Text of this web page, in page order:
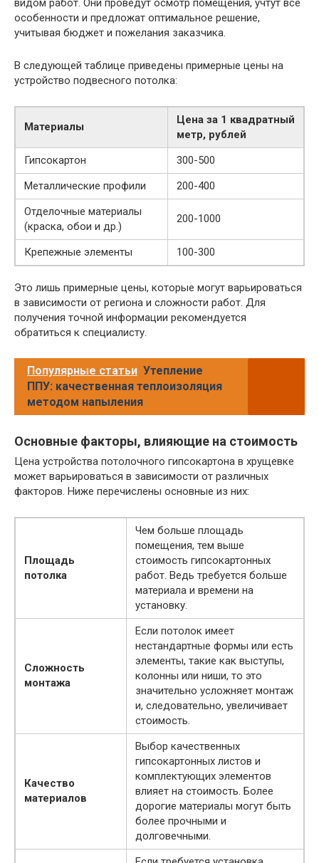
видом работ. Они проведут осмотр помещения, учтут все
особенности и предложат оптимальное решение,
учитывая бюджет и пожелания заказчика.
В следующей таблице приведены примерные цены на
устройство подвесного потолка:
Материалы
Цена за 1 квадратный
метр, рублей
Гипсокартон
300-500
Металлические профили
200-400
Отделочные материалы
(краска, обои и др.)
200-1000
Крепежные элементы 100-300
Это лишь примерные цены, которые могут варьироваться
в зависимости от региона и сложности работ. Для
получения точной информации рекомендуется
обратиться к специалисту.
Популярные статьи Утепление
ППУ: качественная теплоизоляция
методом напыления
Основные факторы, влияющие на стоимость
Цена устройства потолочного гипсокартона в хрущевке
может варьироваться в зависимости от различных
факторов. Ниже перечислены основные из них:
Площадь
потолка
Чем больше площадь
помещения, тем выше
стоимость гипсокартонных
работ. Ведь требуется больше
материала и времени на
установку.
Сложность
монтажа
Если потолок имеет
нестандартные формы или есть
элементы, такие как выступы,
колонны или ниши, то это
значительно усложняет монтаж
и, следовательно, увеличивает
стоимость.
Качество
материалов
Выбор качественных
гипсокартонных листов и
комплектующих элементов
влияет на стоимость. Более
дорогие материалы могут быть
более прочными и
долговечными.